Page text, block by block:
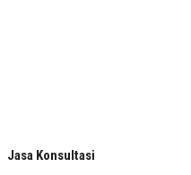
Jasa Konsultasi